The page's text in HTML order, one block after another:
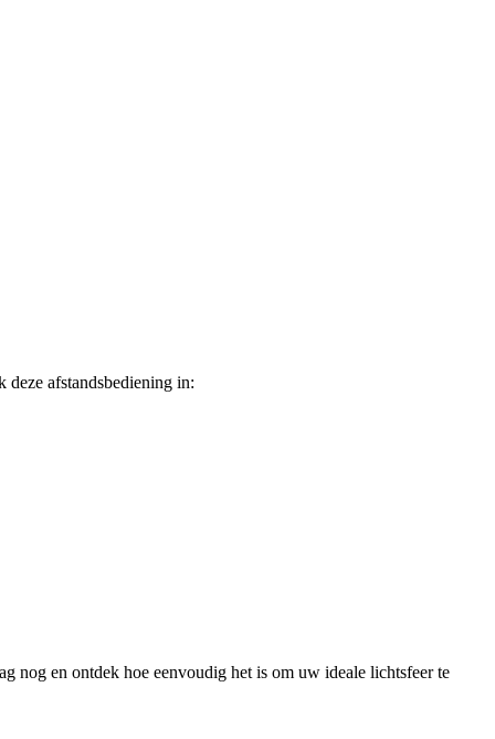
afstandsbediening in:
nog en ontdek hoe eenvoudig het is om uw ideale lichtsfeer te